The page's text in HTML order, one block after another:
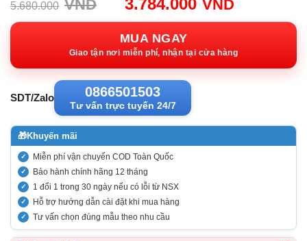
5.680.000 VND
gốc:
5.680.000VND.
VND
hiện
MUA NGAY
Giao tận nơi miễn phí, nhận tại cửa hàng
SDT/Zalo 0866501503
Tư vấn trực tuyến 24/7
🎁Khuyến mãi
Miễn phí vận chuyển COD Toàn Quốc
Bảo hành chính hãng 12 tháng
1 đổi 1 trong 30 ngày nếu có lỗi từ NSX
Hỗ trợ hướng dẫn cài đặt khi mua hàng
Tư vấn chọn đúng mẫu theo nhu cầu